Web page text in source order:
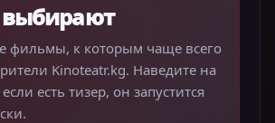
выбирают
фильмы, к которым чаще всего
Kinoteatr.kg. Наведите на
есть тизер, он запустится